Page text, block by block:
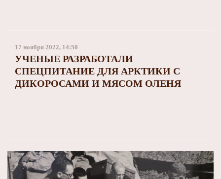
17 ноября 2022, 14:50
УЧЕНЫЕ РАЗРАБОТАЛИ
СПЕЦПИТАНИЕ ДЛЯ АРКТИКИ С
ДИКОРОСАМИ И МЯСОМ ОЛЕНЯ